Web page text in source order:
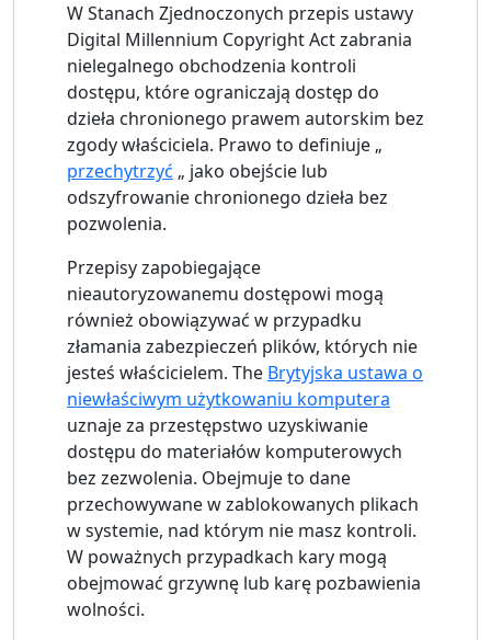
W Stanach Zjednoczonych przepis ustawy
Digital Millennium Copyright Act zabrania
nielegalnego obchodzenia kontroli
dostępu, które ograniczają dostęp do
dzieła chronionego prawem autorskim bez
zgody właściciela. Prawo to definiuje „
przechytrzyć „ jako obejście lub
odszyfrowanie chronionego dzieła bez
pozwolenia.
Przepisy zapobiegające
nieautoryzowanemu dostępowi mogą
również obowiązywać w przypadku
złamania zabezpieczeń plików, których nie
jesteś właścicielem. The Brytyjska ustawa o
niewłaściwym użytkowaniu komputera
uznaje za przestępstwo uzyskiwanie
dostępu do materiałów komputerowych
bez zezwolenia. Obejmuje to dane
przechowywane w zablokowanych plikach
w systemie, nad którym nie masz kontroli.
W poważnych przypadkach kary mogą
obejmować grzywnę lub karę pozbawienia
wolności.